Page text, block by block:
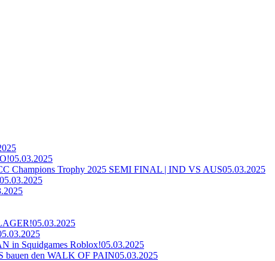
05.03.2025
Trophy 2025 SEMI FINAL | IND VS AUS05.03.2025
05.03.2025
05.03.2025
in Squidgames Roblox!05.03.2025
bauen den WALK OF PAIN05.03.2025